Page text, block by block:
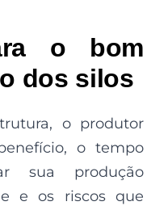
o bom
dos silos
o produtor
o tempo
sua produção
e os riscos que